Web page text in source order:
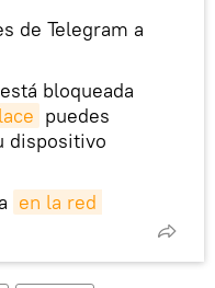
de Telegram a
bloqueada
puedes
dispositivo
en la red